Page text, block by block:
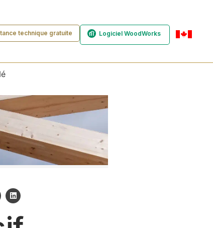
technique gratuite Logiciel WoodWorks